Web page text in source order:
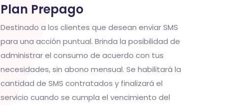
Plan Prepago
Destinado a los clientes que desean enviar SMS
para una acción puntual. Brinda la posibilidad de
administrar el consumo de acuerdo con tus
necesidades, sin abono mensual. Se habilitará la
cantidad de SMS contratados y finalizará el
servicio cuando se cumpla el vencimiento del